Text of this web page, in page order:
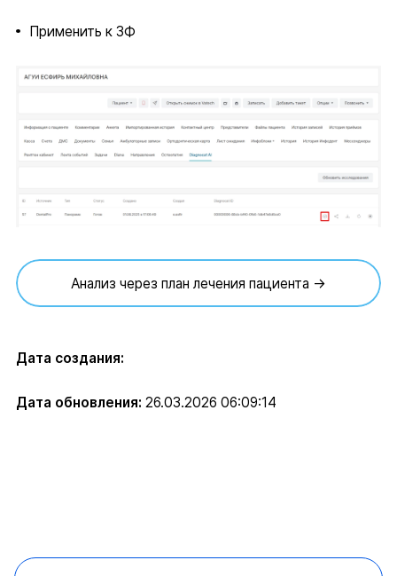
Применить к ЗФ
Анализ через план лечения пациента →
Дата создания:
Дата обновления: 26.03.2026 06:09:14